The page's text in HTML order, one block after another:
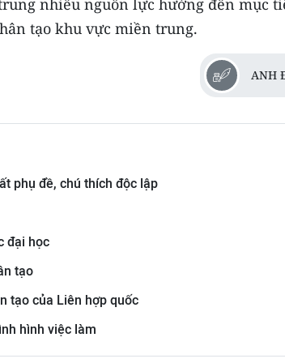
nhiều nguồn lực hướng đến mục
tạo khu vực miền trung.
ANH
phụ đề, chú thích độc lập
đại học
tạo
tạo của Liên hợp quốc
hình việc làm